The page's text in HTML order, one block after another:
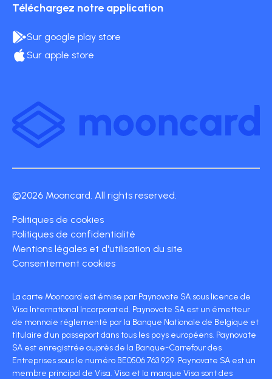
Téléchargez notre application
Sur google play store
Sur apple store
©2026 Mooncard. All rights reserved.
Politiques de cookies
Politiques de confidentialité
Mentions légales et d'utilisation du site
Consentement cookies
La carte Mooncard est émise par Paynovate SA sous licence de
Visa International Incorporated. Paynovate SA est un émetteur
de monnaie réglementé par la Banque Nationale de Belgique et
titulaire d'un passeport dans tous les pays européens. Paynovate
SA est enregistrée auprès de la Banque-Carrefour des
Entreprises sous le numéro BE0506 763 929. Paynovate SA est un
membre principal de Visa. Visa et la marque Visa sont des